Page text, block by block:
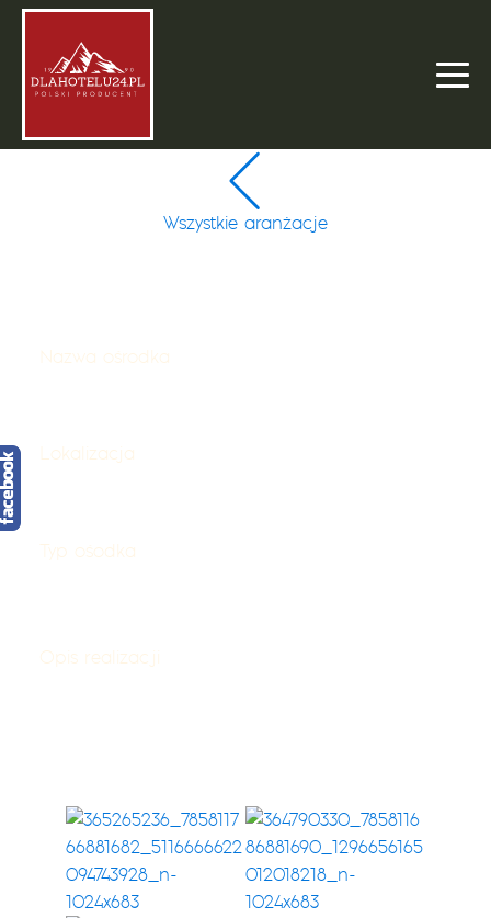
Wszystkie aranżacje
Nazwa ośrodka
Lokalizacja
Typ ośodka
O p s rea zac